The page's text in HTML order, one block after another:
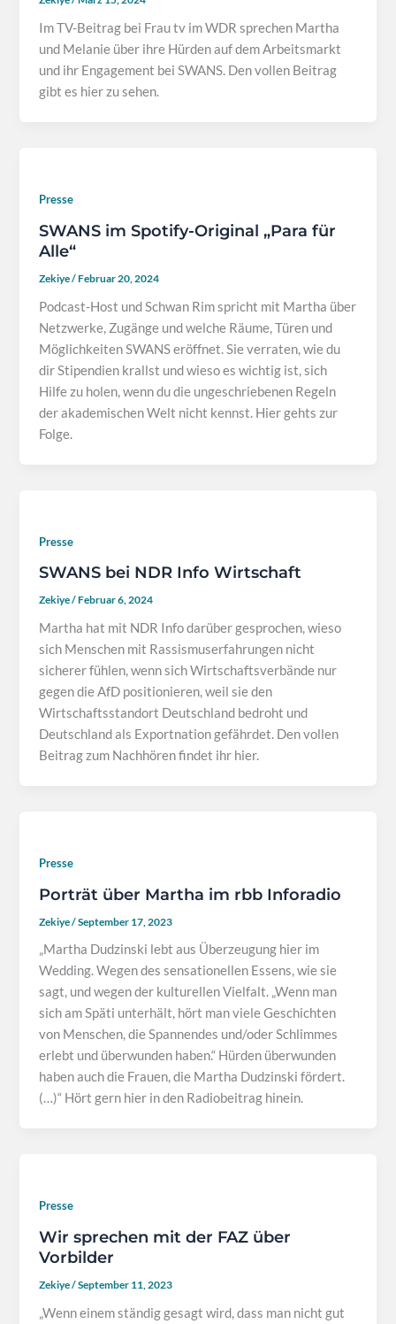
Im TV-Beitrag bei Frau tv im WDR sprechen Martha
und Melanie über ihre Hürden auf dem Arbeitsmarkt
und ihr Engagement bei SWANS. Den vollen Beitrag
gibt es hier zu sehen.
Presse
SWANS im Spotify-Original „Para für
Alle“
Zekiye/Februar 20, 2024
Podcast-Host und Schwan Rim spricht mit Martha über
Netzwerke, Zugänge und welche Räume, Türen und
Möglichkeiten SWANS eröffnet. Sie verraten, wie du
dir Stipendien krallst und wieso es wichtig ist, sich
Hilfe zu holen, wenn du die ungeschriebenen Regeln
der akademischen Welt nicht kennst. Hier gehts zur
Folge.
Presse
SWANS bei NDR Info Wirtschaft
Zekiye/Februar 6, 2024
Martha hat mit NDR Info darüber gesprochen, wieso
sich Menschen mit Rassismuserfahrungen nicht
sicherer fühlen, wenn sich Wirtschaftsverbände nur
gegen die AfD positionieren, weil sie den
Wirtschaftsstandort Deutschland bedroht und
Deutschland als Exportnation gefährdet. Den vollen
Beitrag zum Nachhören findet ihr hier.
Presse
Porträt über Martha im rbb Inforadio
Zekiye/September 17, 2023
„Martha Dudzinski lebt aus Überzeugung hier im
Wedding. Wegen des sensationellen Essens, wie sie
sagt, und wegen der kulturellen Vielfalt. „Wenn man
sich am Späti unterhält, hört man viele Geschichten
von Menschen, die Spannendes und/oder Schlimmes
erlebt und überwunden haben.“ Hürden überwunden
haben auch die Frauen, die Martha Dudzinski fördert.
(…)“ Hört gern hier in den Radiobeitrag hinein.
Presse
Wir sprechen mit der FAZ über
Vorbilder
Zekiye/September 11, 2023
„Wenn einem ständig gesagt wird, dass man nicht gut